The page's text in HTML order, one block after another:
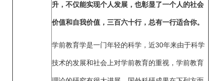
升，不仅能实现个人发展，也彰显了一个人的社会
价值和自我价值，三百六十行，总有一行适合你。
学前教育学是一门年轻的科学，近30年来由于科学
技术的发展和社会上对学前教育的重视，学前教育